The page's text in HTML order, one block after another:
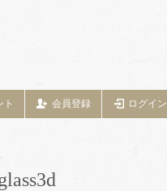
ログイン
会員登録
ト